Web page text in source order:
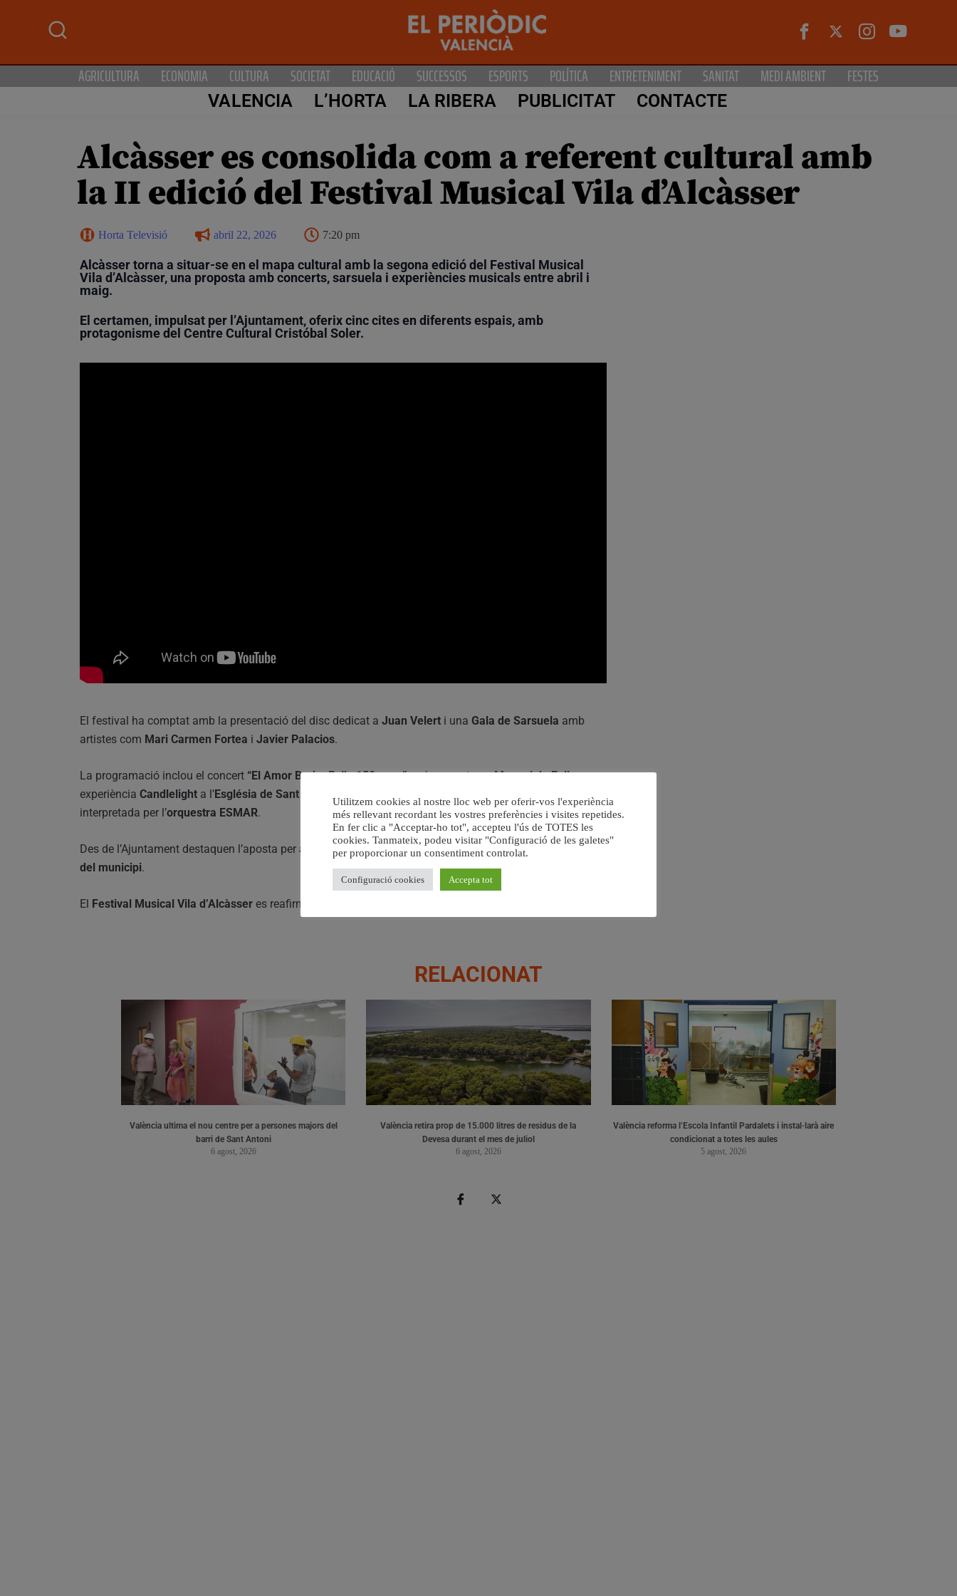
AGRICULTURA ECONOMIA CULTURA SOCIETAT EDUCACIÓ SUCCESSOS ESPORTS POLÍTICA ENTRETENIMENT SANITAT MEDI AMBIENT FESTES
VALENCIA L’HORTA LA RIBERA PUBLICITAT CONTACTE
Alcàsser es consolida com a referent cultural amb
la II edició del Festival Musical Vila d’Alcàsser
Horta Televisió abril 22, 2026 7:20 pm
Alcàsser torna a situar-se en el mapa cultural amb la segona edició del Festival Musical
Vila d’Alcàsser, una proposta amb concerts, sarsuela i experiències musicals entre abril i
maig.
El certamen, impulsat per l’Ajuntament, oferix cinc cites en diferents espais, amb
protagonisme del Centre Cultural Cristóbal Soler.
El festival ha comptat amb la presentació del disc dedicat a Juan Velert i una Gala de Sarsuela amb
artistes com Mari Carmen Fortea i Javier Palacios.
La programació inclou el concert “El Amor Brujo. Falla 150 anys”en homenatge aManuel de Falla, una
experiència Candlelight a l’Església de Sant Martí Bisbe
interpretada per l’orquestra ESMAR.
Des de l’Ajuntament destaquen l’aposta per acostar la música a tots els públicsi reforçar la
vida cultural
del municipi.
El Festival Musical Vila d’Alcàsser es reafirma com una
RELACIONAT
València ultima el nou centre per a persones majors del
barri de Sant Antoni
6 agost, 2026
València retira prop de 15.000 litres de residus de la
Devesa durant el mes de juliol
6 agost, 2026
València reforma l’Escola Infantil Pardalets i instal·larà aire
condicionat a totes les aules
5 agost, 2026
Utilitzem cookies al nostre lloc web per oferir-vos l'experiència
més rellevant recordant les vostres preferències i visites repetides.
En fer clic a "Acceptar-ho tot", accepteu l'ús de TOTES les
cookies. Tanmateix, podeu visitar "Configuració de les galetes"
per proporcionar un consentiment controlat.
Configuració cookies Accepta tot